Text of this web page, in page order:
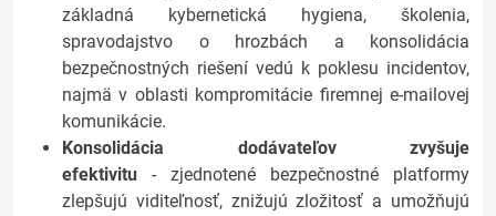
základná kybernetická hygiena, školenia,
spravodajstvo o hrozbách a konsolidácia
bezpečnostných riešení vedú k poklesu incidentov,
najmä v oblasti kompromitácie firemnej e-mailovej
komunikácie.
Konsolidácia dodávateľov zvyšuje
efektivitu - zjednotené bezpečnostné platformy
zlepšujú viditeľnosť, znižujú zložitosť a umožňujú